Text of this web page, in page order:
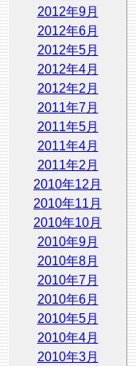
2012年9月
2012年6月
2012年5月
2012年4月
2012年2月
2011年7月
2011年5月
2011年4月
2011年2月
2010年12月
2010年11月
2010年10月
2010年9月
2010年8月
2010年7月
2010年6月
2010年5月
2010年4月
2010年3月